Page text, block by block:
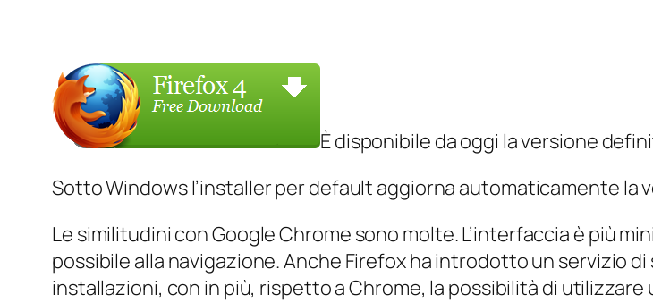
È disponibile da oggi la versione
Sotto Windows l’installer per default aggiorna automaticamente la
Le similitudini con Google Chrome sono molte. L’interfaccia è più
possibile alla navigazione. Anche Firefox ha introdotto un servizio
installazioni, con in più, rispetto a Chrome, la possibilità di